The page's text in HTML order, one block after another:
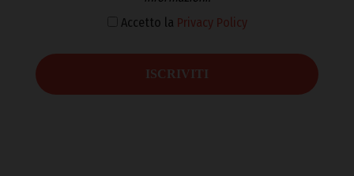
Accetto la Privacy Policy